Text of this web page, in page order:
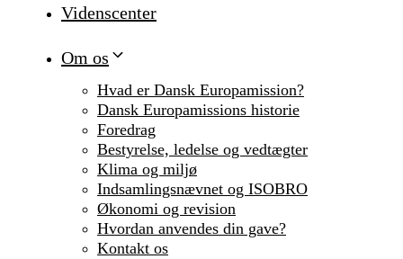
Videnscenter
Om os
Hvad er Dansk Europamission?
Dansk Europamissions historie
Foredrag
Bestyrelse, ledelse og vedtægter
Klima og miljø
Indsamlingsnævnet og ISOBRO
Økonomi og revision
Hvordan anvendes din gave?
Kontakt os